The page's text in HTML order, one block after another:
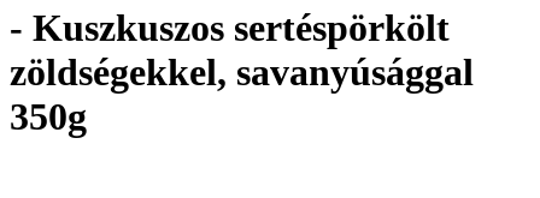
- Kuszkuszos sertéspörkölt
zöldségekkel, savanyúsággal
350g